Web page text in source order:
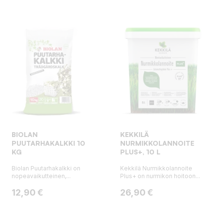
BIOLAN
PUUTARHAKALKKI 10
KG
Biolan Puutarhakalkki on
nopeavaikutteinen,...
Hinta
12,90 €
KEKKILÄ
NURMIKKOLANNOITE
PLUS+, 10 L
Kekkilä Nurmikkolannoite
Plus+ on nurmikon hoitoon...
Hinta
26,90 €